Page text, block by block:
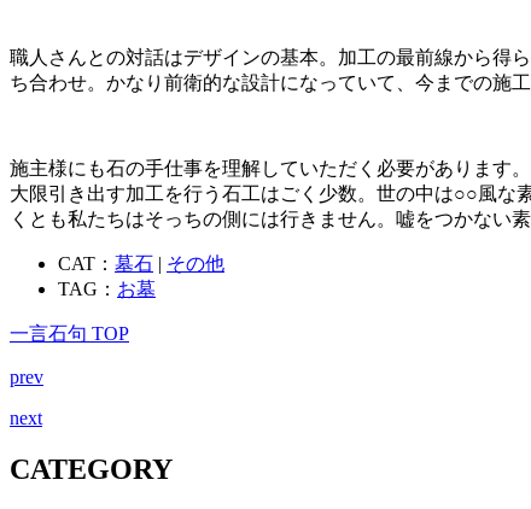
職人さんとの対話はデザインの基本。加工の最前線から得
ち合わせ。かなり前衛的な設計になっていて、今までの施
施主様にも石の手仕事を理解していただく必要があります
大限引き出す加工を行う石工はごく少数。世の中は○○風な
くとも私たちはそっちの側には行きません。嘘をつかない
CAT： 墓石 | その他
TAG： お墓
一言石句 TOP
prev
next
CATEGORY